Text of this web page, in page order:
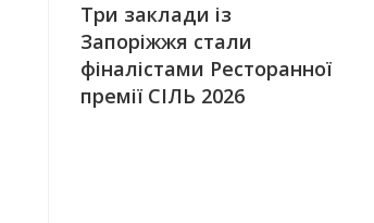
Три заклади із
Запоріжжя стали
фіналістами Ресторанної
премії СІЛЬ 2026